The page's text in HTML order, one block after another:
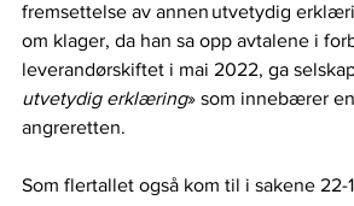
fremsettelse av annen utvetydig
om klager, da han sa opp avtalene i
leverandørskiftet i mai 2022, ga
utvetydig erklæring» som innebærer
angreretten.
Som flertallet også kom til i sakene 22-